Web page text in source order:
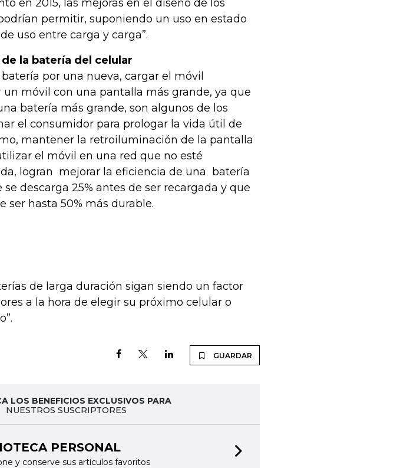
en 2015, las mejoras en el diseño de los
permitir, suponiendo un uso en estado
uso entre carga y carga”.
la batería del celular
por una nueva, cargar el móvil
móvil con una pantalla más grande, ya que
batería más grande, son algunos de los
el consumidor para prologar la vida útil de
mantener la retroiluminación de la pantalla
el móvil en una red que no esté
logran mejorar la eficiencia de una batería
descarga 25% antes de ser recargada y que
ser hasta 50% más durable.
de larga duración sigan siendo un factor
a la hora de elegir su próximo celular o
GUARDAR
LOS BENEFICIOS EXCLUSIVOS PARA
NUESTROS SUSCRIPTORES
PERSONAL
y conserve sus artículos favoritos